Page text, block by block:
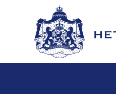
Naar de homepage